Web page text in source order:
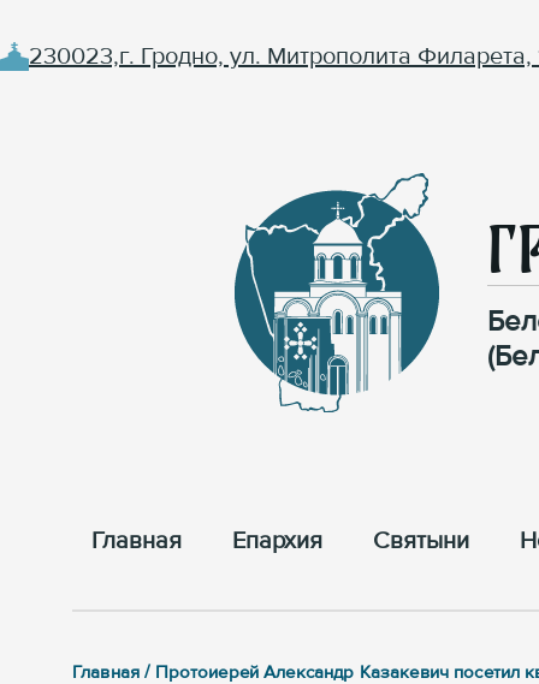
230023,г. Гродно, ул. Митрополита Филарета,
Главная Епархия Cвятыни
Главная / Протоиерей Александр Казакевич посетил